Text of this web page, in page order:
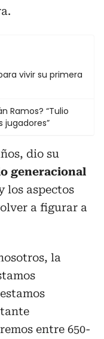
vivir su primera
Ramos? “Tulio
jugadores”
dio su
generacional
los aspectos
a figurar a
la
entre 650-